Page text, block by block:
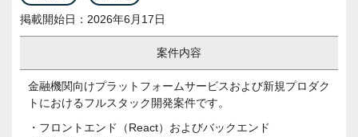
掲載開始日：2026年6月17日
案件内容
金融機関向けプラットフォームサービスおよび新規プロダク
トにおけるフルスタック開発案件です。
・フロントエンド（React）およびバックエンド